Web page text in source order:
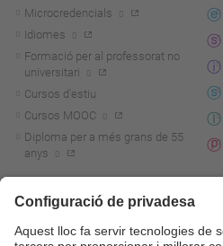
Microcredencials
Idiomes
Formació per al professorat no
universitari
Cursos d'estiu
Cursos MOOC
Diploma per a més grans de 55
anys
Actualitat R+D+I
La recerca a la UPC